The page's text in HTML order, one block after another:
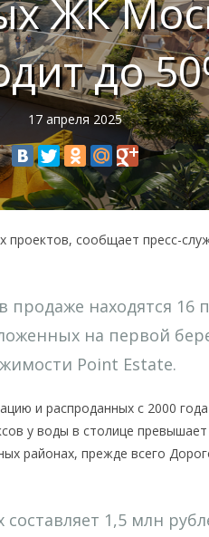
ЖК
до
17 апреля 2025
проектов, сообщает пресс-
находятся 16
на первой
Point Estate.
и распроданных с 2000
у воды в столице
районах, прежде всего
1,5 млн